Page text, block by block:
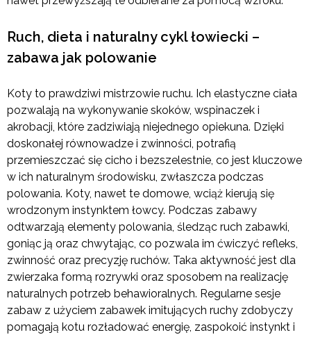
Ruch, dieta i naturalny cykl łowiecki –
zabawa jak polowanie
Koty to prawdziwi mistrzowie ruchu. Ich elastyczne ciała
pozwalają na wykonywanie skoków, wspinaczek i
akrobacji, które zadziwiają niejednego opiekuna. Dzięki
doskonałej równowadze i zwinności, potrafią
przemieszczać się cicho i bezszelestnie, co jest kluczowe
w ich naturalnym środowisku, zwłaszcza podczas
polowania. Koty, nawet te domowe, wciąż kierują się
wrodzonym instynktem łowcy. Podczas zabawy
odtwarzają elementy polowania, śledząc ruch zabawki,
goniąc ją oraz chwytając, co pozwala im ćwiczyć refleks,
zwinność oraz precyzję ruchów. Taka aktywność jest dla
zwierzaka formą rozrywki oraz sposobem na realizację
naturalnych potrzeb behawioralnych. Regularne sesje
zabaw z użyciem zabawek imitujących ruchy zdobyczy
pomagają kotu rozładować energię, zaspokoić instynkt i